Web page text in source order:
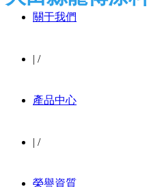
關于我們
| /
產品中心
| /
榮譽資質